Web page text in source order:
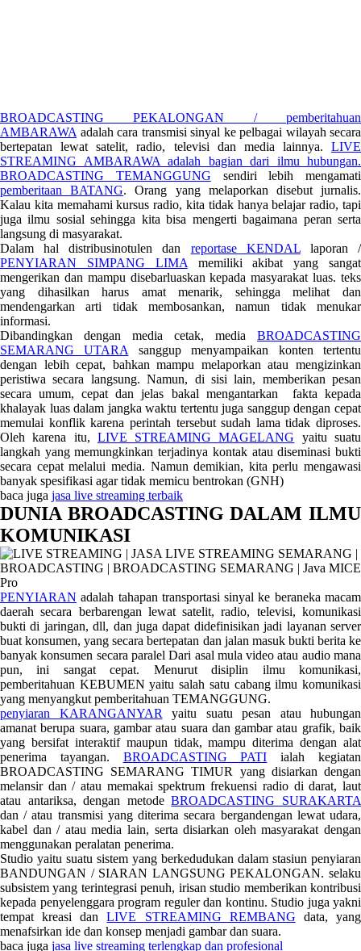
BROADCASTING PEKALONGAN / pemberitahuan
AMBARAWA adalah cara transmisi sinyal ke pelbagai wilayah secara
bertepatan lewat satelit, radio, televisi dan media lainnya. LIVE
STREAMING AMBARAWA adalah bagian dari ilmu hubungan.
BROADCASTING TEMANGGUNG sendiri lebih mengamati
pemberitaan BATANG. Orang yang melaporkan disebut jurnalis.
Kalau kita memahami kursus radio, kita tidak hanya belajar radio, tapi
juga ilmu sosial sehingga kita bisa mengerti bagaimana peran serta
langsung di masyarakat.
Dalam hal distribusinotulen dan reportase KENDALlaporan /
PENYIARAN SIMPANG LIMA memiliki akibat yang sangat
mengerikan dan mampu disebarluaskan kepada masyarakat luas. teks
yang dihasilkan harus amat menarik, sehingga melihat dan
mendengarkan arti tidak membosankan, namun tidak menukar
informasi.
Dibandingkan dengan media cetak, media BROADCASTING
SEMARANG UTARA sanggup menyampaikan konten tertentu
dengan lebih cepat, bahkan mampu melaporkan atau mengizinkan
peristiwa secara langsung. Namun, di sisi lain, memberikan pesan
secara umum, cepat dan jelas bakal mengantarkan fakta kepada
khalayak luas dalam jangka waktu tertentu juga sanggup dengan cepat
memulai konflik karena perintah tersebut sudah lama tidak diproses.
Oleh karena itu, LIVE STREAMING MAGELANG yaitu suatu
langkah yang memungkinkan terjadinya kontak atau diseminasi bukti
secara cepat melalui media. Namun demikian, kita perlu mengawasi
banyak spesifikasi agar tidak memicu bentrokan (GNH)
baca juga jasa live streaming terbaik
DUNIA BROADCASTING DALAM ILMU
KOMUNIKASI
PENYIARAN adalah tahapan transportasi sinyal ke beraneka macam
daerah secara berbarengan lewat satelit, radio, televisi, komunikasi
bukti di jaringan, dll, dan juga dapat didefinisikan jadi layanan server
buat konsumen, yang secara bertepatan dan jalan masuk bukti berita ke
banyak konsumen secara paralel Dari asal mula video atau audio mana
pun, ini sangat cepat. Menurut disiplin ilmu komunikasi,
pemberitahuan KEBUMEN yaitu salah satu cabang ilmu komunikasi
yang menyangkut pemberitahuan TEMANGGUNG.
penyiaran KARANGANYAR yaitu suatu pesan atau hubungan
amanat berupa suara, gambar atau suara dan gambar atau grafik, baik
yang bersifat interaktif maupun tidak, mampu diterima dengan alat
penerima tayangan. BROADCASTING PATI ialah kegiatan
BROADCASTING SEMARANG TIMUR yang disiarkan dengan
melansir dan / atau memakai spektrum frekuensi radio di darat, laut
atau antariksa, dengan metodeBROADCASTING SURAKARTA
dan / atau transmisi yang diterima secara bergandengan lewat udara,
kabel dan / atau media lain, serta disiarkan oleh masyarakat dengan
menggunakan peralatan penerima.
Studio yaitu suatu sistem yang berkedudukan dalam stasiun penyiaran
BANDUNGAN / SIARAN LANGSUNG PEKALONGAN. selaku
subsistem yang terintegrasi penuh, irisan studio memberikan kontribusi
kepada penyelenggara program reguler dan kontinu. Studio juga yakni
tempat kreasi danLIVE STREAMING REMBANG data, yang
menafsirkan ide dan konsep menjadi gambar dan suara.
baca juga jasa live streaming terlengkap dan profesional